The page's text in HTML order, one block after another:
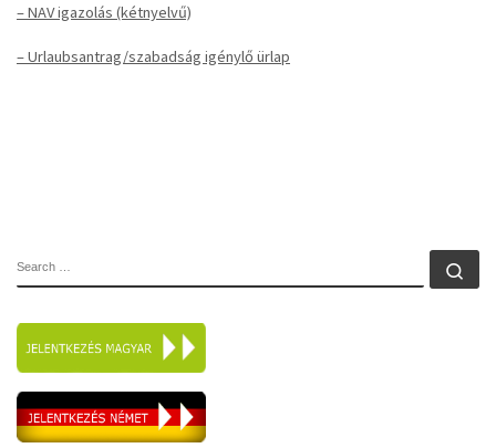
– NAV igazolás (kétnyelvű)
– Urlaubsantrag/szabadság igénylő ürlap